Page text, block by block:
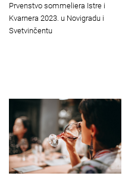
Prvenstvo sommeliera Istre i
Kvarnera 2023. u Novigradu i
Svetvinčentu